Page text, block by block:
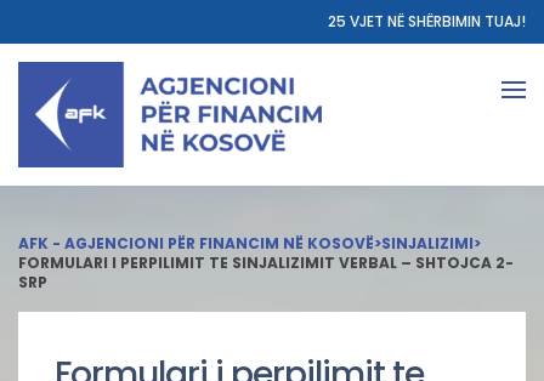
25 VJET NË SHËRBIMIN TUAJ!
AFK - AGJENCIONI PËR FINANCIM NË KOSOVË>SINJALIZIMI>
FORMULARI I PERPILIMIT TE SINJALIZIMIT VERBAL – SHTOJCA 2-
SRP